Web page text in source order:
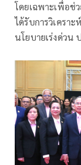
โดยเฉพาะเพื่อช่
ได้รับการวิเครา
นโยบายเร่งด่วน